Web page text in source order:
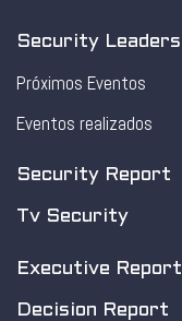
Security Leaders
Próximos Eventos
Eventos realizados
Security Report
Tv Security
Executive Report
Decision Report